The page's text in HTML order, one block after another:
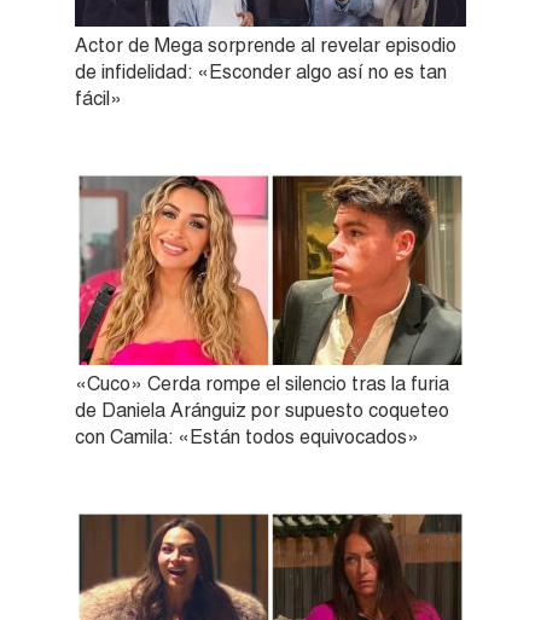
Actor de Mega sorprende al revelar episodio
de infidelidad: «Esconder algo así no es tan
fácil»
«Cuco» Cerda rompe el silencio tras la furia
de Daniela Aránguiz por supuesto coqueteo
con Camila: «Están todos equivocados»